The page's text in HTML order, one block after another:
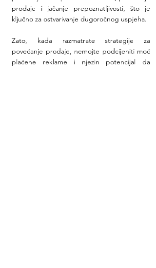
prodaje i jačanje prepoznatljivosti, što je
ključno za ostvarivanje dugoročnog uspjeha.
Zato, kada razmatrate strategije za
povećanje prodaje, nemojte podcijeniti moć
plaćene reklame i njezin potencijal da